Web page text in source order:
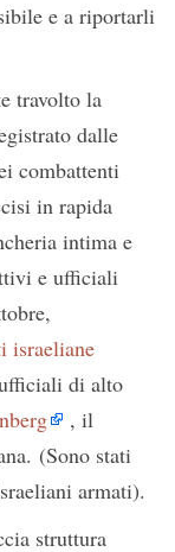
e a riportarli
travolto la
dalle
combattenti
in rapida
intima e
e ufficiali
israeliane
di alto
, il
(Sono stati
armati).
struttura